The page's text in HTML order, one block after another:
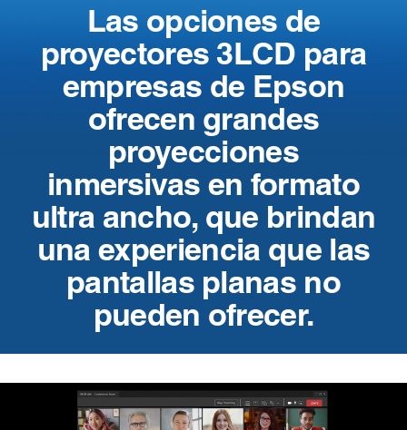
Las opciones de
proyectores 3LCD para
empresas de Epson
ofrecen grandes
proyecciones
inmersivas en formato
ultra ancho, que brindan
una experiencia que las
pantallas planas no
pueden ofrecer.